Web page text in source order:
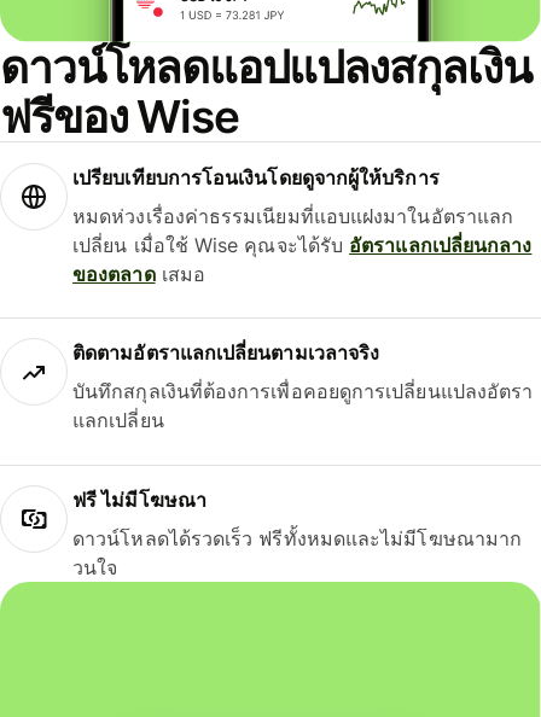
ดาวน์โหลดแอปแปลงสกุลเงิน
ฟรีของ Wise
เปรียบเทียบการโอนเงินโดยดูจากผู้ให้บริการ
หมดห่วงเรื่องค่าธรรมเนียมที่แอบแฝงมาในอัตราแลก
เปลี่ยน เมื่อใช้ Wise คุณจะได้รับ อัตราแลกเปลี่ยนกลาง
ของตลาดเสมอ
ติดตามอัตราแลกเปลี่ยนตามเวลาจริง
บันทึกสกุลเงินที่ต้องการเพื่อคอยดูการเปลี่ยนแปลงอัตรา
แลกเปลี่ยน
ฟรี ไม่มีโฆษณา
ดาวน์โหลดได้รวดเร็ว ฟรีทั้งหมดและไม่มีโฆษณามาก
วนใจ